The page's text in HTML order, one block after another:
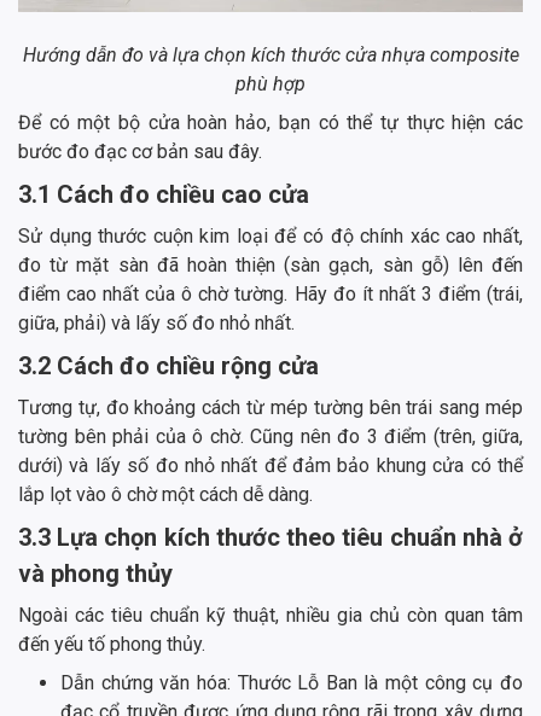
Hướng dẫn đo và lựa chọn kích thước cửa nhựa composite
phù hợp
Để có một bộ cửa hoàn hảo, bạn có thể tự thực hiện các
bước đo đạc cơ bản sau đây.
3.1 Cách đo chiều cao cửa
Sử dụng thước cuộn kim loại để có độ chính xác cao nhất,
đo từ mặt sàn đã hoàn thiện (sàn gạch, sàn gỗ) lên đến
điểm cao nhất của ô chờ tường. Hãy đo ít nhất 3 điểm (trái,
giữa, phải) và lấy số đo nhỏ nhất.
3.2 Cách đo chiều rộng cửa
Tương tự, đo khoảng cách từ mép tường bên trái sang mép
tường bên phải của ô chờ. Cũng nên đo 3 điểm (trên, giữa,
dưới) và lấy số đo nhỏ nhất để đảm bảo khung cửa có thể
lắp lọt vào ô chờ một cách dễ dàng.
3.3 Lựa chọn kích thước theo tiêu chuẩn nhà ở
và phong thủy
Ngoài các tiêu chuẩn kỹ thuật, nhiều gia chủ còn quan tâm
đến yếu tố phong thủy.
Dẫn chứng văn hóa: Thước Lỗ Ban là một công cụ đo
đạc cổ truyền được ứng dụng rộng rãi trong xây dựng